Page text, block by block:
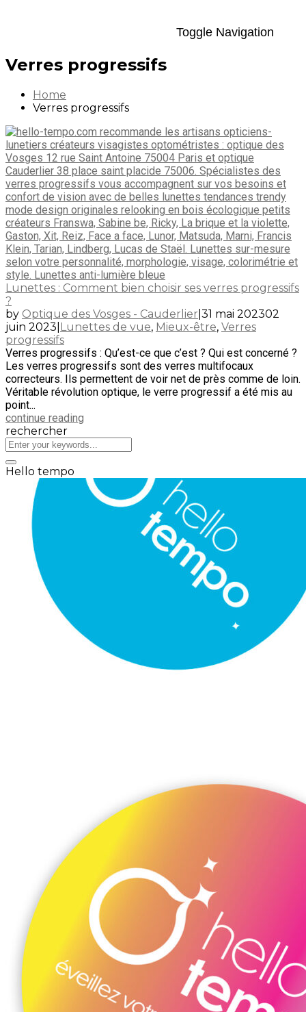
Toggle Navigation
Verres progressifs
Home
Verres progressifs
Lunettes : Comment bien choisir ses verres progressifs
?
by Optique des Vosges - Cauderlier 31 mai 202302
juin 2023 Lunettes de vue, Mieux-être, Verres
progressifs
Verres progressifs : Qu’est-ce que c’est ? Qui est concerné ?
Les verres progressifs sont des verres multifocaux
correcteurs. Ils permettent de voir net de près comme de loin.
Véritable révolution optique, le verre progressif a été mis au
point...
continue reading
rechercher
Hello tempo